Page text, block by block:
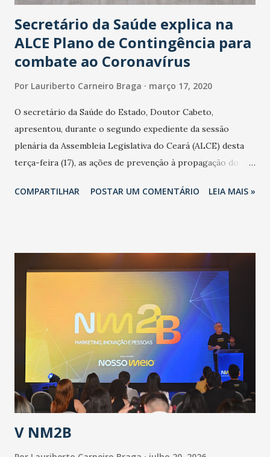
Secretário da Saúde explica na
ALCE Plano de Contingência para
combate ao Coronavírus
Por Lauriberto Carneiro Braga março 17, 2020
O secretário da Saúde do Estado, Doutor Cabeto,
apresentou, durante o segundo expediente da sessão
plenária da Assembleia Legislativa do Ceará (ALCE) desta
terça-feira (17), as ações de prevenção à propagação do
adotadas pelo Governo do Estado na contenção da
população suspeita e de cuidados com os ambientes
públicos e domiciliares. “Nós não estamos vivendo uma
epidemia comum, como temos em todos os anos, com
aumento de casos de dengue, influenza ou H1N1. Trata-se
de uma epidemia com um vírus diferente, com um poder de
contaminação maior que outros coronavírus”, apontou o
secretário. Segundo ele, é uma epidemia com chance de
contaminação alta, podendo gerar um grande risco à
população e ao sistema de saúde. “Precisamos saber fazer a
estratificação do risco da doença, para não so...
COMPARTILHAR POSTAR UM COMENTÁRIO LEIA MAIS »
V NM2B